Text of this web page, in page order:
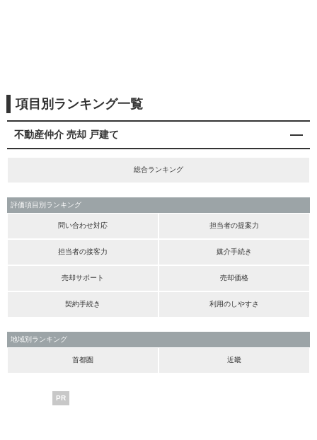
項目別ランキング一覧
不動産仲介 売却 戸建て
総合ランキング
評価項目別ランキング
問い合わせ対応 担当者の提案力
担当者の接客力 媒介手続き
売却サポート 売却価格
契約手続き 利用のしやすさ
地域別ランキング
首都圏 近畿
PR